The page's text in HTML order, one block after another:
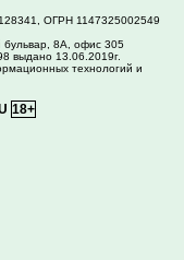
ОГРН 1147325002549
бульвар, 8А, офис 305
выдано 13.06.2019г.
технологий и
18+